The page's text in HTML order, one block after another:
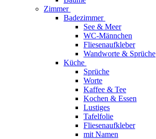
Zimmer
Badezimmer
See & Meer
WC-Männchen
Fliesenaufkleber
Wandworte & Sprüche
Küche
Sprüche
Worte
Kaffee & Tee
Kochen & Essen
Lustiges
Tafelfolie
Fliesenaufkleber
mit Namen